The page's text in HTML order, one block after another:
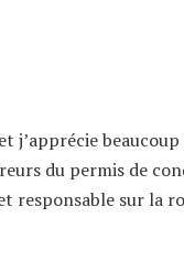
j’apprécie
du permis de
responsable sur la